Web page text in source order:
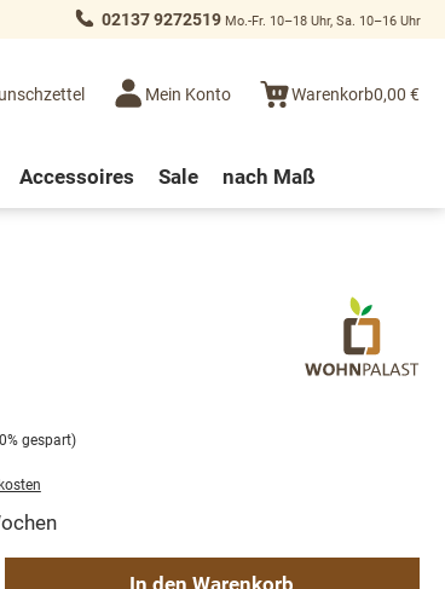
02137 9272519 Mo.-Fr. 10–18 Uhr, Sa. 10–16 Uhr
Mein Konto Warenkorb0,00 €
Accessoires Sale nach Maß
gespart)
Wert ein oder benutze die Schaltflächen um die Anzahl zu
In den Warenkorb